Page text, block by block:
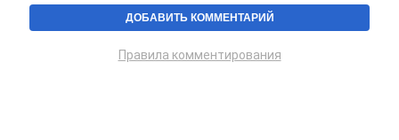
Правила комментирования